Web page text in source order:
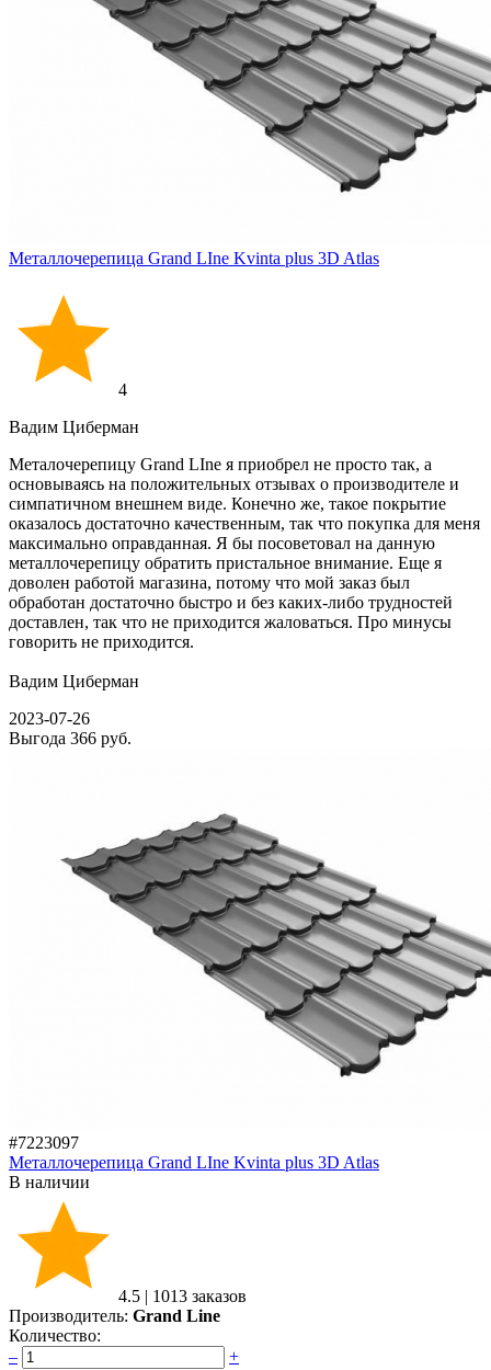
Металлочерепица Grand LIne Kvinta plus 3D Atlas
4
Вадим Циберман
Металочерепицу Grand LIne я приобрел не просто так, а
основываясь на положительных отзывах о производителе и
симпатичном внешнем виде. Конечно же, такое покрытие
оказалось достаточно качественным, так что покупка для меня
максимально оправданная. Я бы посоветовал на данную
металлочерепицу обратить пристальное внимание. Еще я
доволен работой магазина, потому что мой заказ был
обработан достаточно быстро и без каких-либо трудностей
доставлен, так что не приходится жаловаться. Про минусы
говорить не приходится.
Вадим Циберман
2023-07-26
Выгода 366 руб.
#7223097
Металлочерепица Grand LIne Kvinta plus 3D Atlas
В наличии
4.5 | 1013 заказов
Производитель: Grand Line
Количество:
–
+